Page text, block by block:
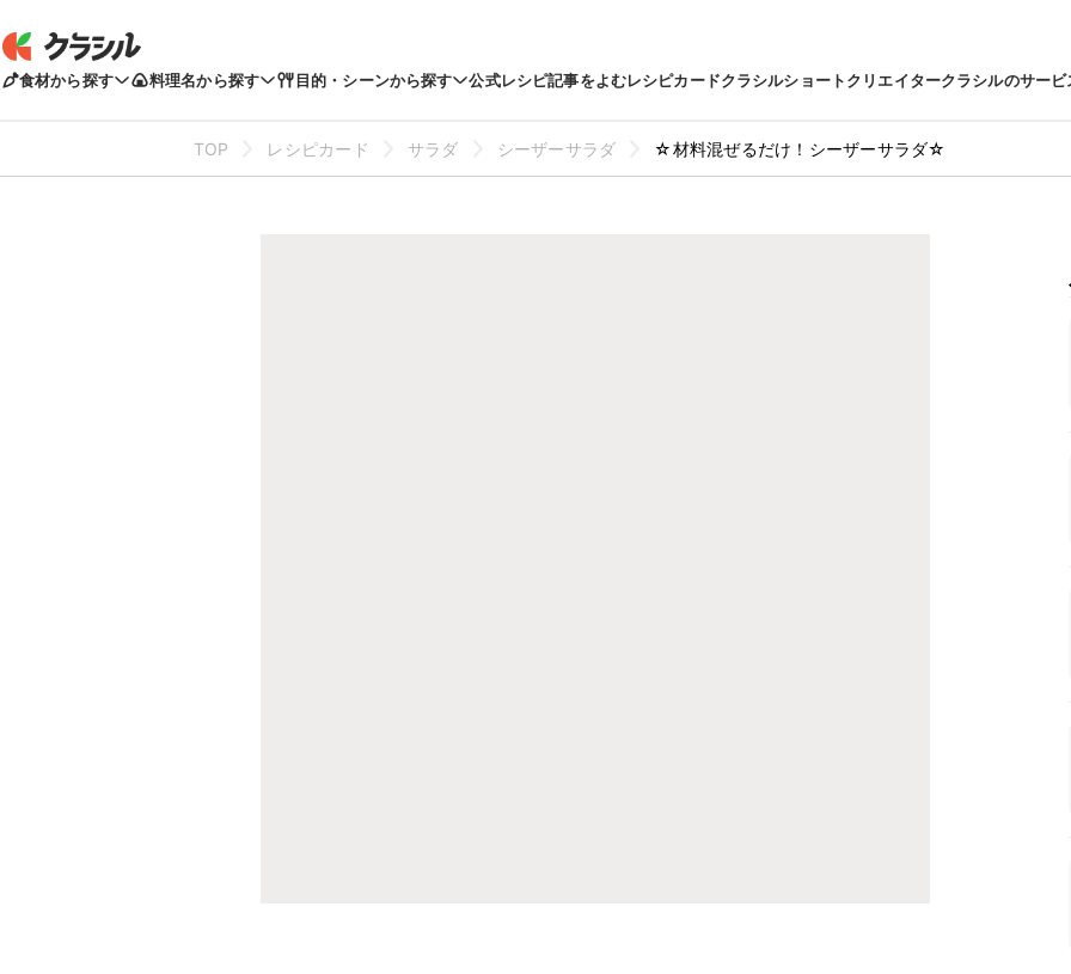
食材から探す 料理名から探す 目的・シーンから探す 公式レシピ記事をよむレシピカードクラシルショートクリエイタークラシルのサービ
TOP レシピカード サラダ シーザーサラダ ☆材料混ぜるだけ！シーザーサラダ☆